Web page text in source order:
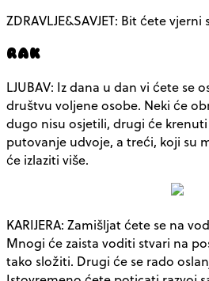
ZDRAVLJE&SAVJET: Bit ćete
RAK
LJUBAV: Iz dana u dan vi ćete se
društvu voljene osobe. Neki će
dugo nisu osjetili, drugi će
putovanje udvoje, a treći, koji su
će izlaziti više.
KARIJERA: Zamišljat ćete se na
Mnogi će zaista voditi stvari na
tako složiti. Drugi će se rado